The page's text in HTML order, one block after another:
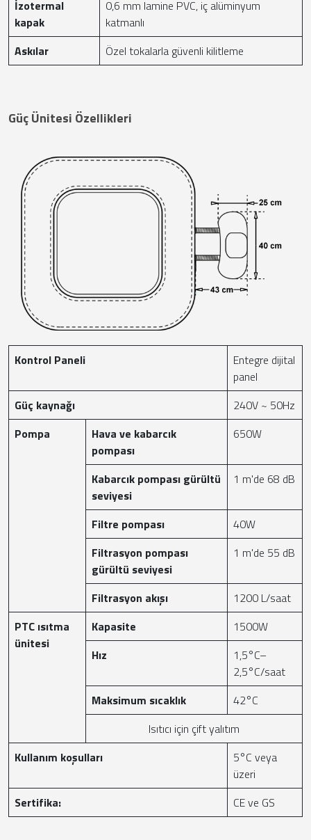
İzotermal
kapak
0,6 mm lamine PVC, iç alüminyum
katmanlı
Askılar
Özel tokalarla güvenli kilitleme
Güç Ünitesi Özellikleri
Kontrol Paneli
Entegre dijital
panel
Güç kaynağı
240V ~ 50Hz
Pompa
Hava ve kabarcık
pompası
650W
Kabarcık pompası gürültü
seviyesi
1 m'de 68 dB
Filtre pompası
40W
Filtrasyon pompası
gürültü seviyesi
1 m'de 55 dB
Filtrasyon akışı
1200 L/saat
PTC ısıtma
ünitesi
Kapasite
1500W
Hız
1,5°C–
2,5°C/saat
Maksimum sıcaklık
42°C
Isıtıcı için çift yalıtım
Kullanım koşulları
5°C veya
üzeri
Sertifika:
CE ve GS